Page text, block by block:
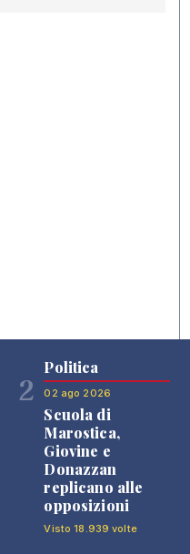
2
Politica
02 ago 2026
Scuola di
Marostica,
Giovine e
Donazzan
replicano alle
opposizioni
Visto 18.939 volte